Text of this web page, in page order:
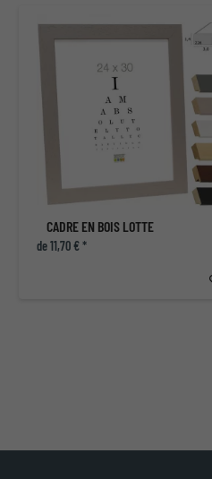
CADRE EN BOIS LOTTE
de 11,70 € *